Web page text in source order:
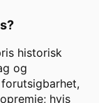
historisk
og
hvis